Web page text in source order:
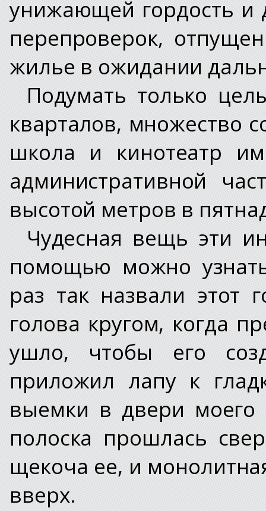
унижающей гордость и
перепроверок,
жилье в ожидании
Подумать только
кварталов, множество
школа и кинотеатр
административной
высотой метров в
Чудесная вещь эти
помощью можно
раз так назвали этот
голова кругом, когда
ушло, чтобы его
приложил лапу к
выемки в двери
полоска прошлась
щекоча ее, и
вверх.